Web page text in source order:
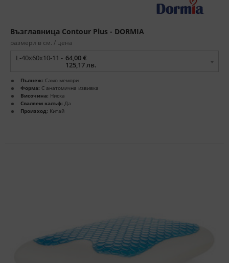
Възглавница Contour Plus - DORMIA
размери в см. / цена
L-40x60x10-11 - 64,00 €
125,17 лв.
Пълнеж: Само мемори
Форма: С анатомична извивка
Височина: Ниска
Сваляем калъф: Да
Произход: Китай